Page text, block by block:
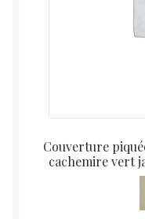
Couverture
cachemire vert